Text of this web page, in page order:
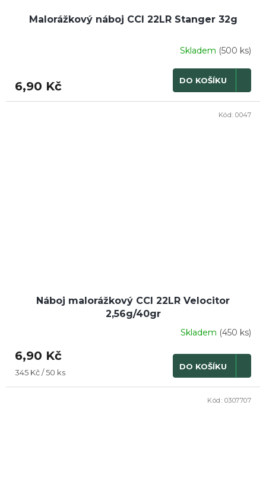
Malorážkový náboj CCI 22LR Stanger 32g
Skladem (500 ks)
6,90 Kč DO KOŠÍKU
Náboj malorážkový CCI 22LR Velocitor
2,56g/40gr
Skladem (450 ks)
6,90 Kč
Měrná
345 Kč / 50 ks
DO KOŠÍKU
Kód: 0047
Kód: 0307707